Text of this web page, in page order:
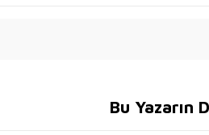
Bu Yazarın